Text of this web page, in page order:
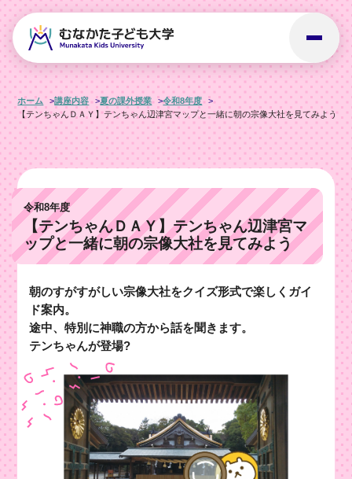
ホーム 講座内容 夏の課外授業
令和8年度
【テンちゃんＤＡＹ】テンちゃん辺津宮マップと一緒に朝の宗像大社を見てみよう
令和8年度
【テンちゃんＤＡＹ】テンちゃん辺津宮マ
ップと一緒に朝の宗像大社を見てみよう
朝のすがすがしい宗像大社をクイズ形式で楽しくガイ
ド案内。
途中、特別に神職の方から話を聞きます。
テンちゃんが登場?